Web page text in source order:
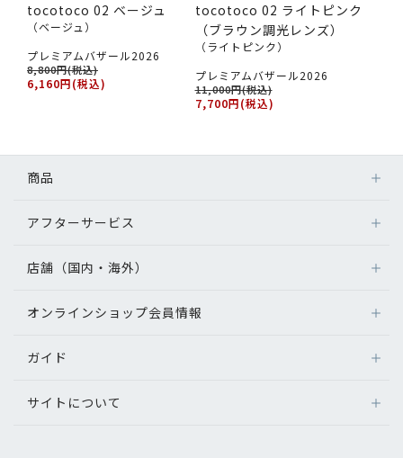
tocotoco 02 ベージュ
（ベージュ）
プレミアムバザール2026
8,800円(税込)
6,160円(税込)
tocotoco 02 ライトピンク
（ブラウン調光レンズ）
（ライトピンク）
プレミアムバザール2026
11,000円(税込)
7,700円(税込)
商品
アフターサービス
店舗（国内・海外）
オンラインショップ会員情報
ガイド
サイトについて